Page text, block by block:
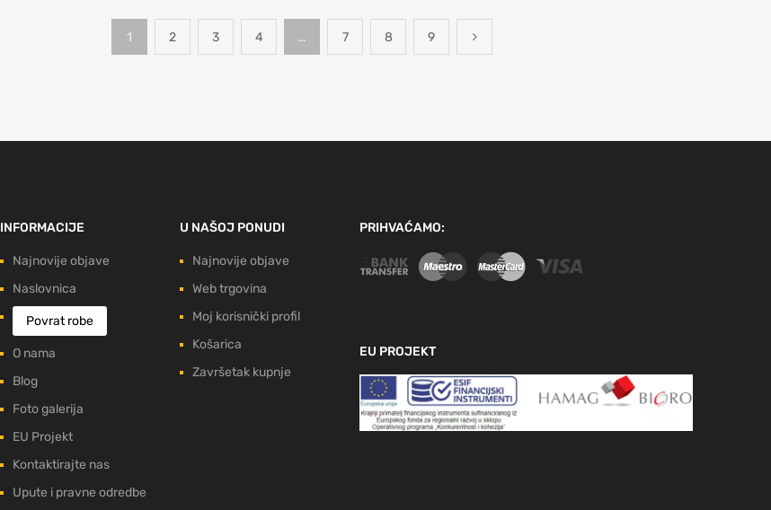
1 2 3 4 … 7 8 9
INFORMACIJE
Najnovije objave
Naslovnica
Povrat robe
O nama
Blog
Foto galerija
EU Projekt
Kontaktirajte nas
Upute i pravne odredbe
U NAŠOJ PONUDI
Najnovije objave
Web trgovina
Moj korisnički profil
Košarica
Završetak kupnje
PRIHVAĆAMO:
EU PROJEKT